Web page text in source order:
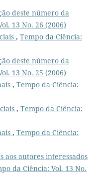
deste número da
13 No. 26 (2006)
, Tempo da Ciência:
deste número da
13 No. 25 (2006)
, Tempo da Ciência:
, Tempo da Ciência:
, Tempo da Ciência:
aos autores interessados
da Ciência: Vol. 13 No.